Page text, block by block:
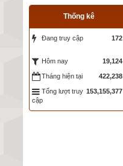
Thống kê
Đang truy cập 172
Hôm nay 19,124
Tháng hiện tại 422,238
Tổng lượt truy
cập
153,155,377